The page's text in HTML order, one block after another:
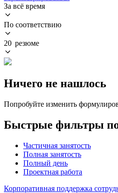
За всё время
По соответствию
20 резюме
Ничего не нашлось
Попробуйте изменить
Быстрые фильтры
Частичная занятость
Полная занятость
Полный день
Проектная работа
Корпоративная поддержка